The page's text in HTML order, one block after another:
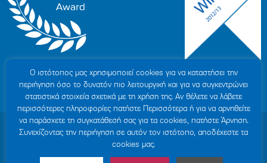
© 2007-2026 ΥΓΕΙΑ Μ.Α.Ε |
ΓΕΜΗ: 000279901000
Όροι Χρήσης
| Πολιτική Προστασίας Προσωπικών Δεδομένων
Δήλωση Απορρήτου
Ο ιστότοπoς μας χρησιμοποιεί cookies για να καταστήσει την
περιήγηση όσο το δυνατόν πιο λειτουργική και για να συγκεντρώνει
στατιστικά στοιχεία σχετικά με τη χρήση της. Αν θέλετε να λάβετε
περισσότερες πληροφορίες πατήστε Περισσότερα ή για να αρνηθείτε
να παράσχετε τη συγκατάθεσή σας για τα cookies, πατήστε Άρνηση.
Συνεχίζοντας την περιήγηση σε αυτόν τον ιστότοπο, αποδέχεστε τα
cookies μας.